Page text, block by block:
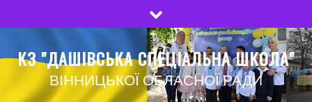
to
КЗ "ДАШІВСЬКА СПЕЦІАЛЬНА ШКОЛА"
ВІННИЦЬКОЇ ОБЛАСНОЇ РАДИ